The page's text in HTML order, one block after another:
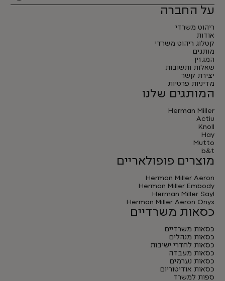
על החברה
ריהוט משרדי
אודות
קטלוג ריהוט משרדי
מותגים
המגזין
שאלות ותשובות
יצירת קשר
מדיניות פרטיות
המותגים שלנו
Herman Miller
Actiu
Knoll
Hay
Mutto
b&t
מוצרים פופולאריים
Herman Miller Aeron
Herman Miller Embody
Herman Miller Sayl
Herman Miller Aeron Onyx
כסאות משרדיים
כסאות משרדיים
כסאות מנהלים
כסאות לחדרי ישיבות
כסאות מעבדה
כסאות נערמים
כסאות אודיטוריום
ספות למשרד